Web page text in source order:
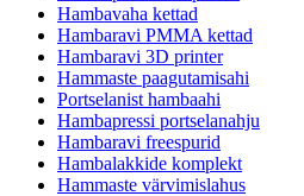
Hambavaha kettad
Hambaravi PMMA kettad
Hambaravi 3D printer
Hammaste paagutamisahi
Portselanist hambaahi
Hambapressi portselanahju
Hambaravi freespurid
Hambalakkide komplekt
Hammaste värvimislahus